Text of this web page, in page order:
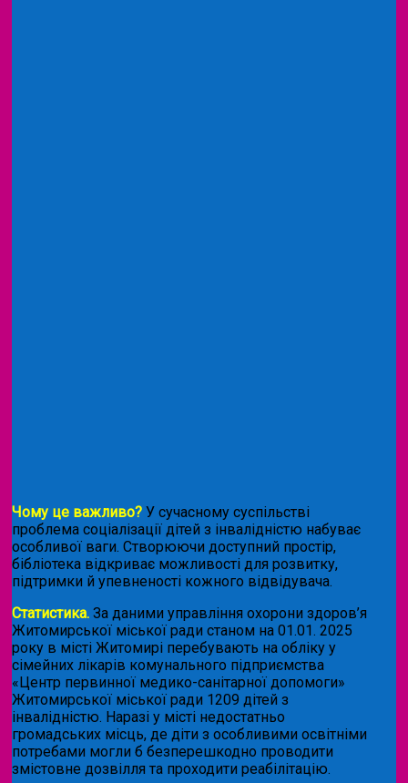
Чому це важливо? У сучасному суспільстві
проблема соціалізації дітей з інвалідністю набуває
особливої ваги. Створюючи доступний простір,
бібліотека відкриває можливості для розвитку,
підтримки й упевненості кожного відвідувача.
Статистика. За даними управління охорони здоров’я
Житомирської міської ради станом на 01.01. 2025
року в місті Житомирі перебувають на обліку у
сімейних лікарів комунального підприємства
«Центр первинної медико-санітарної допомоги»
Житомирської міської ради 1209 дітей з
інвалідністю. Наразі у місті недостатньо
громадських місць, де діти з особливими освітніми
потребами могли б безперешкодно проводити
змістовне дозвілля та проходити реабілітацію.